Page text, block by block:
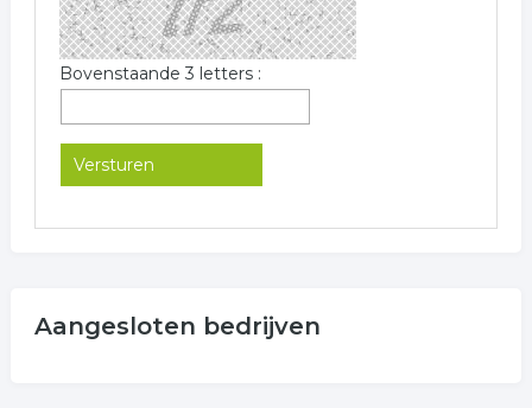
Bovenstaande 3 letters :
Aangesloten bedrijven